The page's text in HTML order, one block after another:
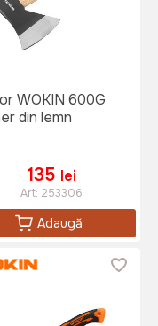
WOKIN 600G
din lemn
135 lei
Art: 253306
Adaugă